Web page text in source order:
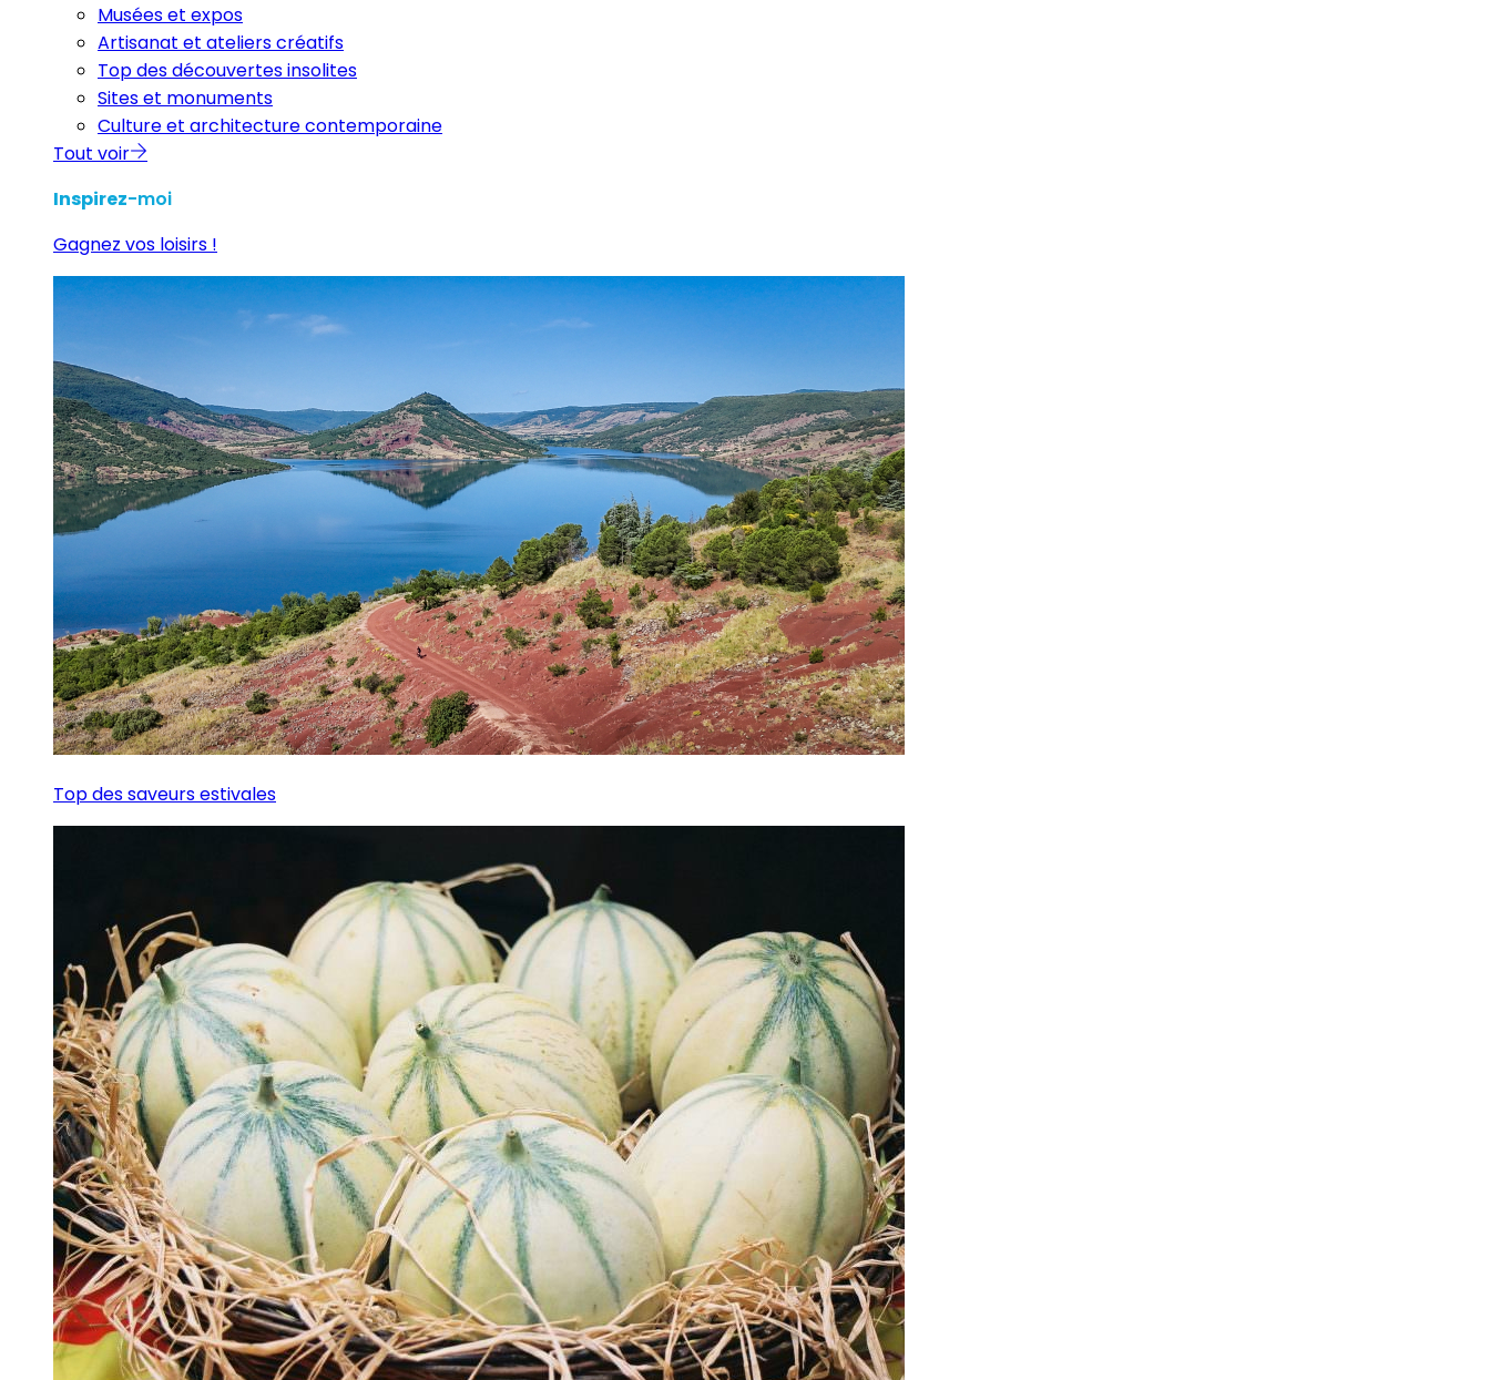
Musées et expos
Artisanat et ateliers créatifs
Top des découvertes insolites
Sites et monuments
Culture et architecture contemporaine
Tout voir
Inspirez-moi
Gagnez vos loisirs !
Top des saveurs estivales